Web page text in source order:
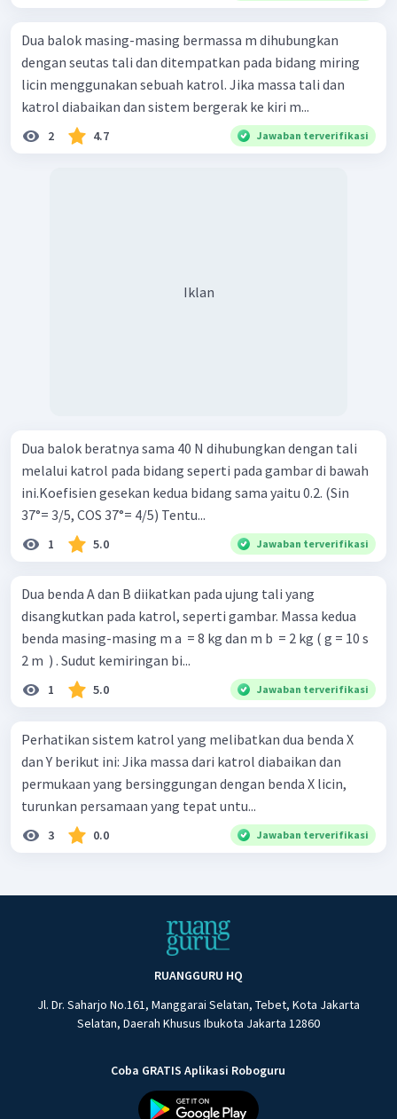
Dua balok masing-masing bermassa m dihubungkan
dengan seutas tali dan ditempatkan pada bidang miring
licin menggunakan sebuah katrol. Jika massa tali dan
katrol diabaikan dan sistem bergerak ke kiri m...
2 4.7 Jawaban terverifikasi
Iklan
Dua balok beratnya sama 40 N dihubungkan dengan tali
melalui katrol pada bidang seperti pada gambar di bawah
ini.Koefisien gesekan kedua bidang sama yaitu 0.2. (Sin
37°= 3/5, COS 37°= 4/5) Tentu...
1 5.0 Jawaban terverifikasi
Dua benda A dan B diikatkan pada ujung tali yang
disangkutkan pada katrol, seperti gambar. Massa kedua
benda masing-masing m a ​ = 8 kg dan m b ​ = 2 kg ( g = 10 s
2 m ​ ) . Sudut kemiringan bi...
1 5.0 Jawaban terverifikasi
Perhatikan sistem katrol yang melibatkan dua benda X
dan Y berikut ini: Jika massa dari katrol diabaikan dan
permukaan yang bersinggungan dengan benda X licin,
turunkan persamaan yang tepat untu...
3 0.0 Jawaban terverifikasi
RUANGGURU HQ
Jl. Dr. Saharjo No.161, Manggarai Selatan, Tebet, Kota Jakarta
Selatan, Daerah Khusus Ibukota Jakarta 12860
Coba GRATIS Aplikasi Roboguru